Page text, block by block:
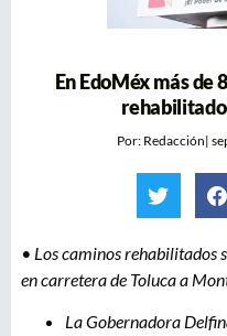
En EdoMéx más de
Por:Redacción|
• Los caminos rehabilitados
en carretera de Toluca a
La Gobernadora